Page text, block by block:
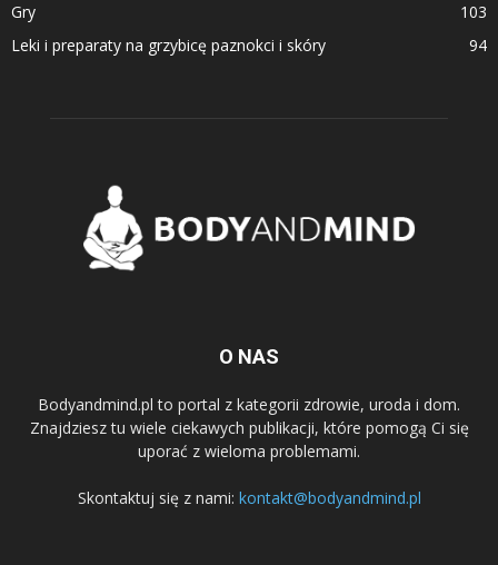
Gry
103
Leki i preparaty na grzybicę paznokci i skóry
94
O NAS
Bodyandmind.pl to portal z kategorii zdrowie, uroda i dom.
Znajdziesz tu wiele ciekawych publikacji, które pomogą Ci się
uporać z wieloma problemami.
Skontaktuj się z nami: kontakt@bodyandmind.pl